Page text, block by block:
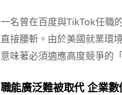
一名曾在百度與TikTok任職
直接腰斬。由於美國就業環
意味著必須適應高度競爭的
職能廣泛難被取代 企業